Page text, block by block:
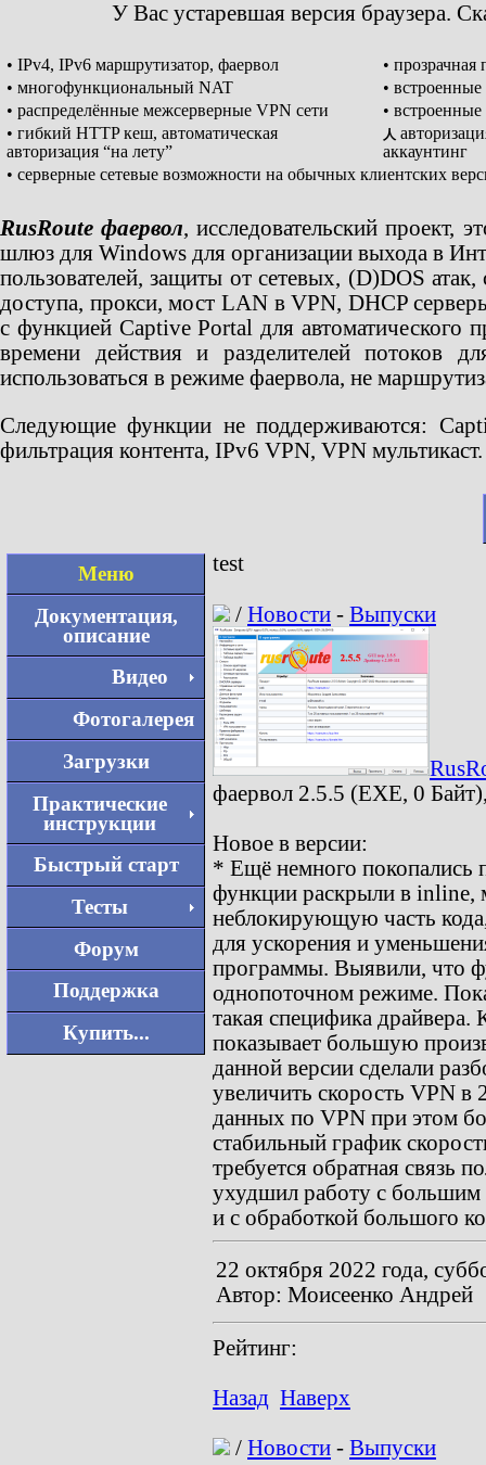
У Вас устаревшая версия браузера.
• IPv4, IPv6 маршрутизатор, фаервол
• прозрачная
• многофункциональный NAT
•
• распределённые межсерверные VPN сети
•
• гибкий HTTP кеш, автоматическая
авторизация “на лету”
人
аккаунтинг
• серверные сетевые возможности на обычных клиентских
RusRoute фаервол, исследовательский проект,
шлюз для Windows для организации выхода в
пользователей, защиты от сетевых, (D)DOS
доступа, прокси, мост LAN в VPN, DHCP
с функцией Captive Portal для автоматического
времени действия и разделителей потоков
использоваться в режиме фаервола, не
Следующие функции не поддерживаются:
фильтрация контента, IPv6 VPN, VPN мультикаст.
Меню
Документация,
описание
Видео
Фотогалерея
Загрузки
Практические
инструкции
Быстрый старт
Тесты
Форум
Поддержка
Купить...
test
/ Новости - Выпуски
фаервол 2.5.5 (EXE, 0 Байт)
Новое в версии:
* Ещё немного покопались
функции раскрыли в inline,
неблокирующую часть
для ускорения и
программы. Выявили, что
однопоточном режиме.
такая специфика
показывает большую
данной версии сделали
увеличить скорость VPN в
данных по VPN при этом
стабильный график
требуется обратная связь
ухудшил работу с большим
и с обработкой большого
22 октября 2022 года,
Автор: Моисеенко Андрей
Рейтинг:
Назад Наверх
/ Новости - Выпуски